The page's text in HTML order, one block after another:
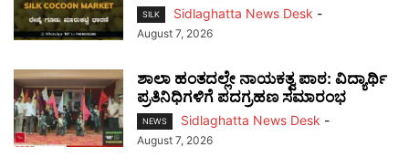
SILK Sidlaghatta News Desk -
August 7, 2026
ಶಾಲಾ ಹಂತದಲ್ಲೇ ನಾಯಕತ್ವ ಪಾಠ: ವಿದ್ಯಾರ್ಥಿ
ಪ್ರತಿನಿಧಿಗಳಿಗೆ ಪದಗ್ರಹಣ ಸಮಾರಂಭ
NEWS Sidlaghatta News Desk -
August 7, 2026